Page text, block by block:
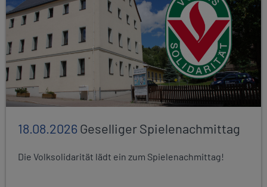
18.08.2026Geselliger Spielenachmittag
Die Volksolidarität lädt ein zum Spielenachmittag!